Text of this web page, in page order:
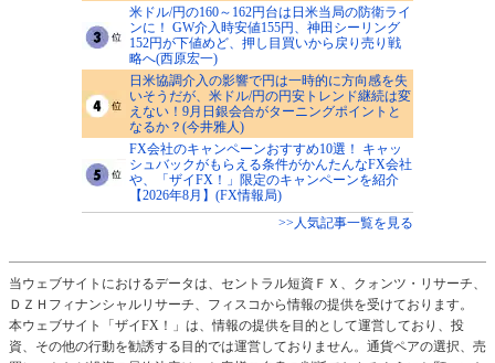
米ドル/円の160～162円台は日米当局の防衛ライ
ンに！ GW介入時安値155円、神田シーリング
152円が下値めど、押し目買いから戻り売り戦
略へ(西原宏一)
日米協調介入の影響で円は一時的に方向感を失
いそうだが、米ドル/円の円安トレンド継続は変
えない！9月日銀会合がターニングポイントと
なるか？(今井雅人)
FX会社のキャンペーンおすすめ10選！ キャッ
シュバックがもらえる条件がかんたんなFX会社
や、「ザイFX！」限定のキャンペーンを紹介
【2026年8月】(FX情報局)
>>人気記事一覧を見る
当ウェブサイトにおけるデータは、セントラル短資ＦＸ、クォンツ・リサーチ、
ＤＺＨフィナンシャルリサーチ、フィスコから情報の提供を受けております。
本ウェブサイト「ザイFX！」は、情報の提供を目的として運営しており、投
資、その他の行動を勧誘する目的では運営しておりません。通貨ペアの選択、売